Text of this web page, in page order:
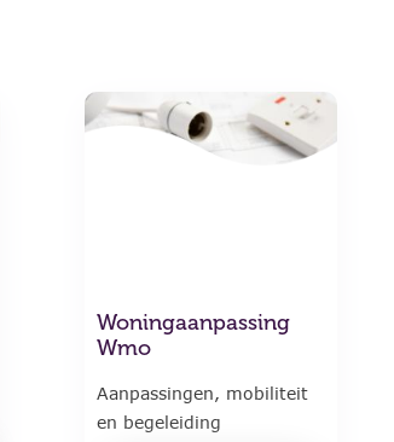
Woningaanpassing
Wmo
Aanpassingen, mobiliteit
en begeleiding